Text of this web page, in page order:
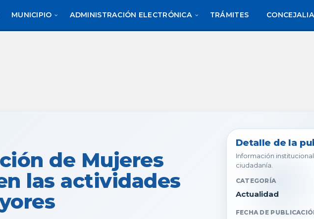
MUNICIPIO ADMINISTRACIÓN ELECTRÓNICA TRÁMITES
de Mujeres
las actividades
Detalle de la
Información
ciudadanía.
CATEGORÍA
Actualidad
FECHA DE